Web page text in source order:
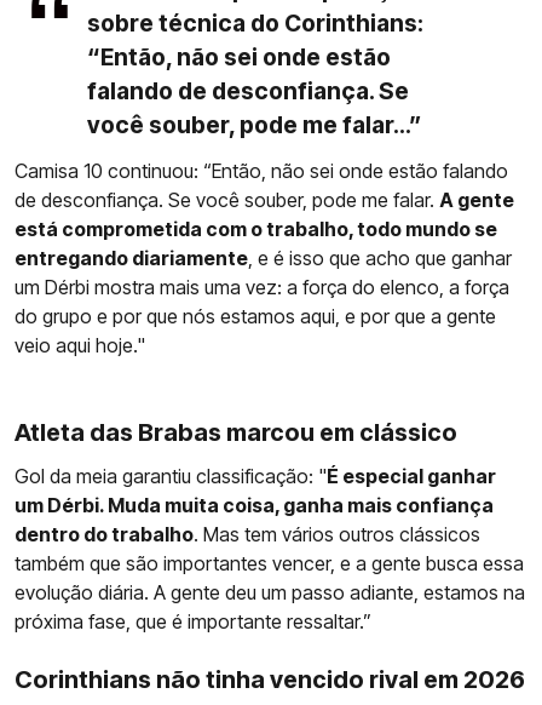
sobre técnica do Corinthians:
“Então, não sei onde estão
falando de desconfiança. Se
você souber, pode me falar...”
Camisa 10 continuou: “Então, não sei onde estão falando
de desconfiança. Se você souber, pode me falar. A gente
está comprometida com o trabalho, todo mundo se
entregando diariamente, e é isso que acho que ganhar
um Dérbi mostra mais uma vez: a força do elenco, a força
do grupo e por que nós estamos aqui, e por que a gente
veio aqui hoje."
Atleta das Brabas marcou em clássico
Gol da meia garantiu classificação: "É especial ganhar
um Dérbi. Muda muita coisa, ganha mais confiança
dentro do trabalho. Mas tem vários outros clássicos
também que são importantes vencer, e a gente busca essa
evolução diária. A gente deu um passo adiante, estamos na
próxima fase, que é importante ressaltar.”
Corinthians não tinha vencido rival em 2026